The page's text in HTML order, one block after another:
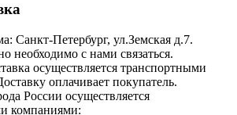
Санкт-Петербург, ул.Земская д.7.
необходимо с нами связаться.
осуществляется транспортными
оплачивает покупатель.
России осуществляется
компаниями: